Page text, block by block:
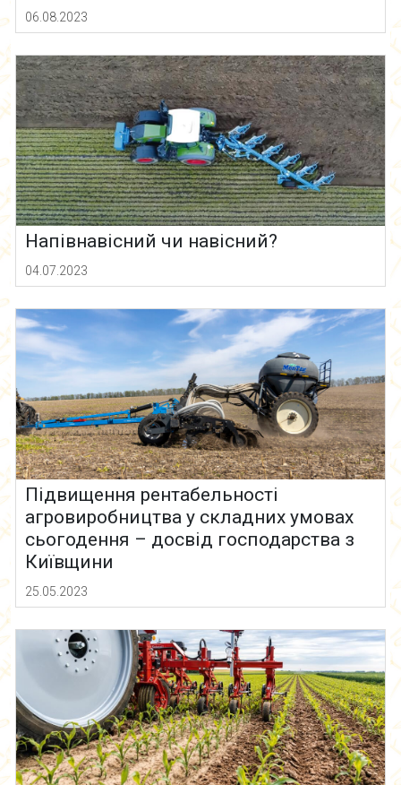
06.08.2023
Напівнавісний чи навісний?
04.07.2023
Підвищення рентабельності
агровиробництва у складних умовах
сьогодення – досвід господарства з
Київщини
25.05.2023